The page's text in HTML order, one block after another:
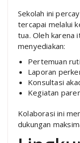
Sekolah ini
tercapai melalui
tua. Oleh karena
menyediakan:
Pertemuan
Laporan
Konsultasi
Kegiatan
Kolaborasi ini
dukungan